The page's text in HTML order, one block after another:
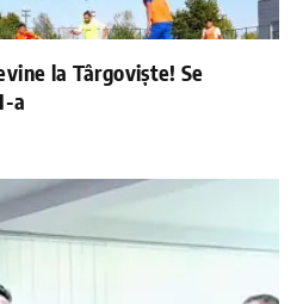
la Târgoviște! Se
a